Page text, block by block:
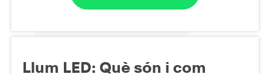
Llum LED: Què són i com